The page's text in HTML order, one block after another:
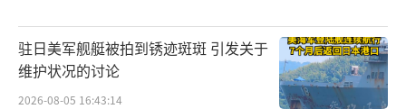
驻日美军舰艇被拍到锈迹斑斑 引发关于
维护状况的讨论
2026-08-05 16:43:14